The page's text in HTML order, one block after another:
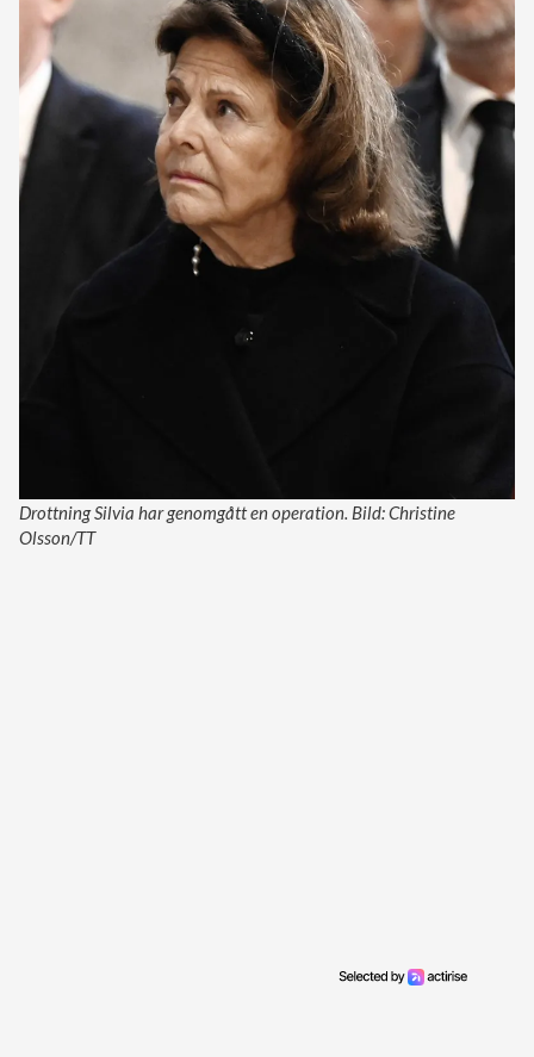
Drottning Silvia har genomgått en operation. Bild: Christine
Olsson/TT